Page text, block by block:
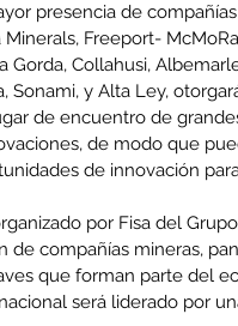
presencia de
Freeport-
Gorda, Collahusi,
Sonami, y Alta Ley,
de encuentro de
de modo que
de innovación
por Fisa del
compañías mineras,
que forman parte del
será liderado por